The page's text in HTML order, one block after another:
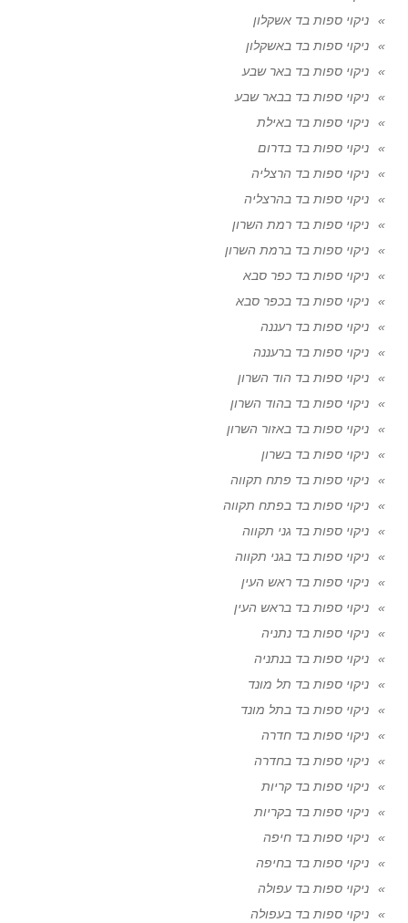
ניקוי ספות בד אשקלון
ניקוי ספות בד באשקלון
ניקוי ספות בד באר שבע
ניקוי ספות בד בבאר שבע
ניקוי ספות בד באילת
ניקוי ספות בד בדרום
ניקוי ספות בד הרצליה
ניקוי ספות בד בהרצליה
ניקוי ספות בד רמת השרון
ניקוי ספות בד ברמת השרון
ניקוי ספות בד כפר סבא
ניקוי ספות בד בכפר סבא
ניקוי ספות בד רעננה
ניקוי ספות בד ברעננה
ניקוי ספות בד הוד השרון
ניקוי ספות בד בהוד השרון
ניקוי ספות בד באזור השרון
ניקוי ספות בד בשרון
ניקוי ספות בד פתח תקווה
ניקוי ספות בד בפתח תקווה
ניקוי ספות בד גני תקווה
ניקוי ספות בד בגני תקווה
ניקוי ספות בד ראש העין
ניקוי ספות בד בראש העין
ניקוי ספות בד נתניה
ניקוי ספות בד בנתניה
ניקוי ספות בד תל מונד
ניקוי ספות בד בתל מונד
ניקוי ספות בד חדרה
ניקוי ספות בד בחדרה
ניקוי ספות בד קריות
ניקוי ספות בד בקריות
ניקוי ספות בד חיפה
ניקוי ספות בד בחיפה
ניקוי ספות בד עפולה
ניקוי ספות בד בעפולה